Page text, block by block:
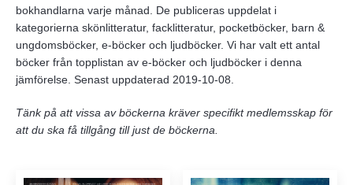
bokhandlarna varje månad. De publiceras uppdelat i
kategorierna skönlitteratur, facklitteratur, pocketböcker, barn &
ungdomsböcker, e-böcker och ljudböcker. Vi har valt ett antal
böcker från topplistan av e-böcker och ljudböcker i denna
jämförelse. Senast uppdaterad 2019-10-08.
Tänk på att vissa av böckerna kräver specifikt medlemsskap för
att du ska få tillgång till just de böckerna.